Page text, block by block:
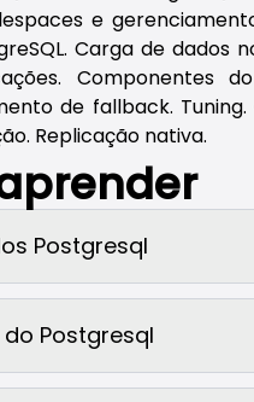
e
Carga de dados
Componentes do
de fallback.
Replicação nativa.
Postgresql
Postgresql